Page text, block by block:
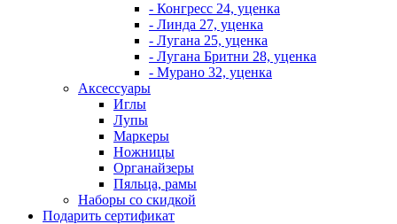
- Конгресс 24, уценка
- Линда 27, уценка
- Лугана 25, уценка
- Лугана Бритни 28, уценка
- Мурано 32, уценка
Аксессуары
Иглы
Лупы
Маркеры
Ножницы
Органайзеры
Пяльца, рамы
Наборы со скидкой
Подарить сертификат